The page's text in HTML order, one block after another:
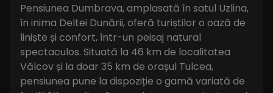
Pensiunea Dumbrava, amplasată în satul Uzlina,
în inima Deltei Dunării, oferă turiștilor o oază de
liniște și confort, într-un peisaj natural
spectaculos. Situată la 46 km de localitatea
Vălcov și la doar 35 km de orașul Tulcea,
pensiunea pune la dispoziție o gamă variată de